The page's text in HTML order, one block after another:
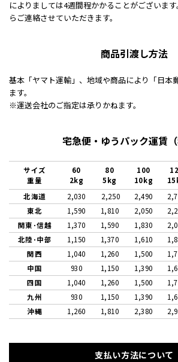
によりましては4週間程かかることがございま
らご連絡させていただきます。
商品引渡し方法
基本「ヤマト運輸」、地域や商品により「日本
ます。
※運送会社のご指定は承りかねます。
宅急便・ゆうパック運賃（
サイズ
重量
60
2kg
80
5kg
100
10kg
北海道
2,030 2,250 2,490
東北
1,590 1,810 2,050
関東･信越
1,370 1,590 1,830
北陸･中部
1,150 1,370 1,610
関西
1,040 1,260 1,500
中国
930 1,150 1,390
四国
1,040 1,260 1,500
九州
930 1,150 1,390
沖縄
1,260 1,810 2,380
支払い方法について